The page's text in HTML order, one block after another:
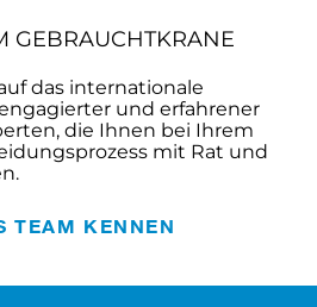
GEBRAUCHTKRANE
das internationale
und erfahrener
die Ihnen bei Ihrem
mit Rat und
TEAM KENNEN